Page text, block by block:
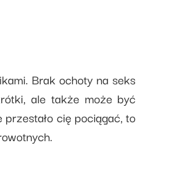
Brak ochoty na seks
ale także może być
cię pociągać, to